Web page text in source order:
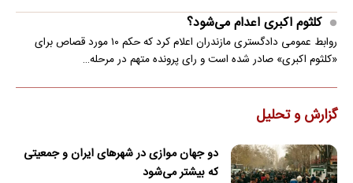
کلثوم اکبری اعدام می‌شود؟
روابط عمومی دادگستری مازندران اعلام کرد که حکم ۱۰ مورد قصاص برای
«کلثوم اکبری» صادر شده است و رای پرونده متهم در مرحله…
گزارش و تحلیل
دو جهان موازی در شهرهای ایران و جمعیتی
که بیشتر می‌شود